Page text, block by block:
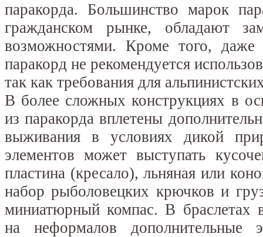
паракорда. Большинство марок
гражданском рынке, обладают
возможностями. Кроме того, даже
паракорд не рекомендуется
так как требования для
В более сложных конструкциях в
из паракорда вплетены
выживания в условиях дикой
элементов может выступать
пластина (кресало), льняная или
набор рыболовецких крючков и
миниатюрный компас. В браслетах
на неформалов дополнительные